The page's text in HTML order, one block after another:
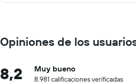
Opiniones de los
8,2 Muy bueno
8.981 calificaciones verificadas